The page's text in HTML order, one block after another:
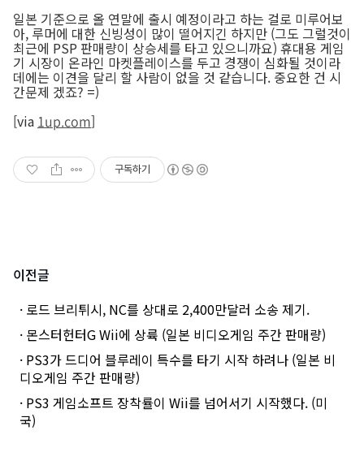
일본 기준으로 올 연말에 출시 예정이라고 하는 걸로 미루어보
아, 루머에 대한 신빙성이 많이 떨어지긴 하지만 (그도 그럴것이
최근에 PSP 판매량이 상승세를 타고 있으니까요) 휴대용 게임
기 시장이 온라인 마켓플레이스를 두고 경쟁이 심화될 것이라
데에는 이견을 달리 할 사람이 없을 것 같습니다. 중요한 건 시
간문제 겠죠? =)
[via 1up.com]
구독하기
이전글
· 로드 브리튀시, NC를 상대로 2,400만달러 소송 제기.
· 몬스터헌터G Wii에 상륙 (일본 비디오게임 주간 판매량)
· PS3가 드디어 블루레이 특수를 타기 시작 하려나 (일본 비
디오게임 주간 판매량)
· PS3 게임소프트 장착률이 Wii를 넘어서기 시작했다. (미
국)